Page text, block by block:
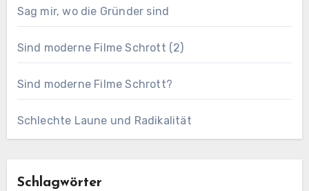
Sag mir, wo die Gründer sind
Sind moderne Filme Schrott (2)
Sind moderne Filme Schrott?
Schlechte Laune und Radikalität
Schlagwörter